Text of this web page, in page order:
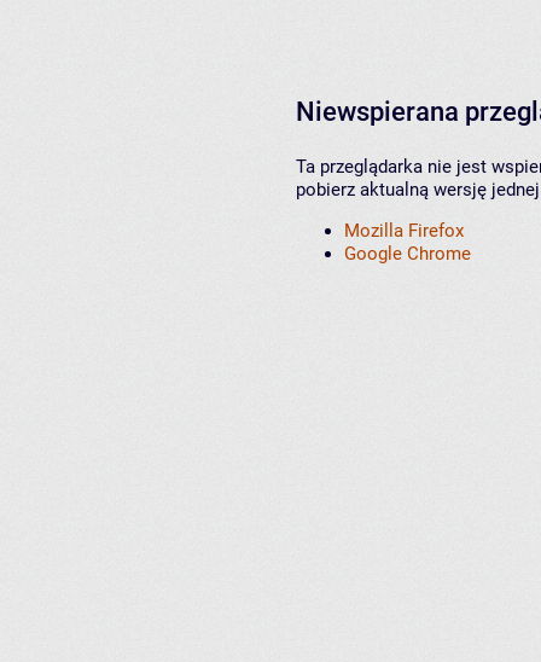
Niewspierana
Ta przeglądarka nie jest
pobierz aktualną wersję
Mozilla Firefox
Google Chrome